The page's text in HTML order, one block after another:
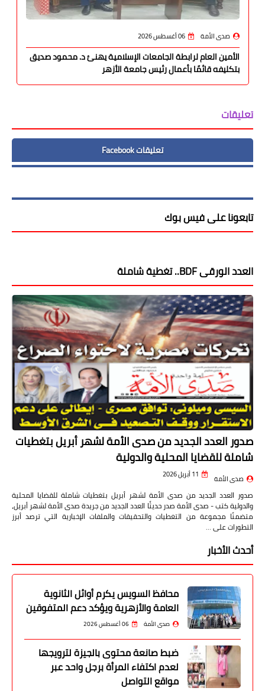
صدى الأمة 06 أغسطس 2026
الأمين العام لرابطة الجامعات الإسلامية يهنئ د. محمود صديق
بتكليفه قائمًا بأعمال رئيس جامعة الأزهر
تعليقات
تعليقات Facebook
تابعونا على فيس بوك
العدد الورقى BDF.. تغطية شاملة
صدور العدد الجديد من صدى الأمة لشهر أبريل بتغطيات
شاملة للقضايا المحلية والدولية
صدى الأمة 11 أبريل 2026
صدور العدد الجديد من صدى الأمة لشهر أبريل بتغطيات شاملة للقضايا المحلية
والدولية كتب - صدى الأمة صدر حديثًا العدد الجديد من جريدة صدى الأمة لشهر أبريل،
متضمنًا مجموعة من التغطيات والتحقيقات والملفات الإخبارية التي ترصد أبرز
التطورات على …
أحدث الأخبار
محافظ السويس يكرم أوائل الثانوية
العامة والأزهرية ويؤكد دعم المتفوقين
صدى الأمة 06 أغسطس 2026
ضبط صانعة محتوى بالجيزة لترويجها
لعدم اكتفاء المرأة برجل واحد عبر
مواقع التواصل